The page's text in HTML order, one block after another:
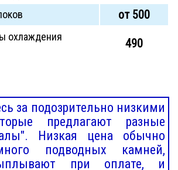
от 500
охлаждения
490
за подозрительно низкими
предлагают разные
Низкая цена обычно
подводных камней,
при оплате, и